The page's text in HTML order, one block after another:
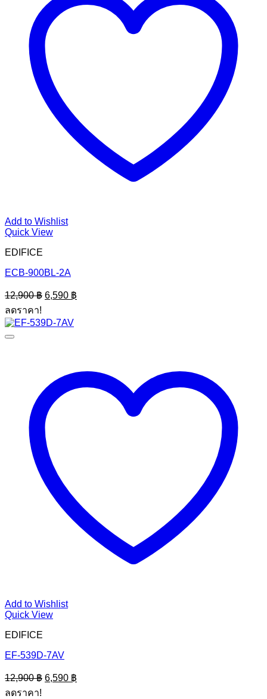
Add to Wishlist
Quick View
EDIFICE
ECB-900BL-2A
12,900฿ Original
price
12,900 ฿.
6,590 ฿
price
ลดราคา!
Add to Wishlist
Quick View
EDIFICE
EF-539D-7AV
12,900฿ Original
price
6,590 ฿
price
ลดราคา!